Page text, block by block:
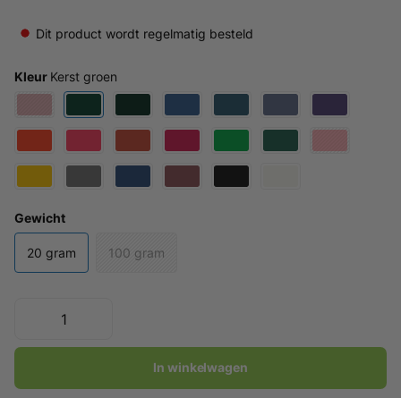
Dit product wordt regelmatig besteld
Kleur Kerst groen
Gewicht
20 gram 100 gram
In winkelwagen